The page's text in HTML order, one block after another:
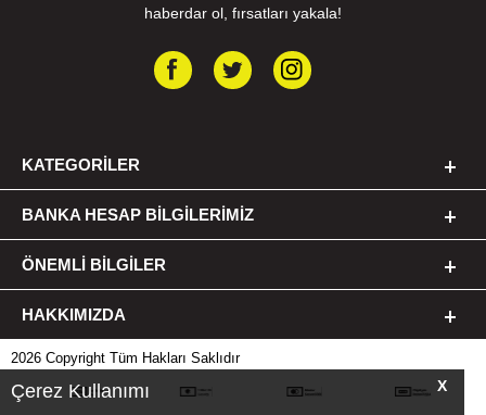
X
Çerez Kullanımı
haberdar ol, fırsatları yakala!
KATEGORILER
BANKA HESAP BILGILERIMIZ
ÖNEMLI BILGILER
HAKKIMIZDA
2026 Copyright Tüm Hakları Saklıdır